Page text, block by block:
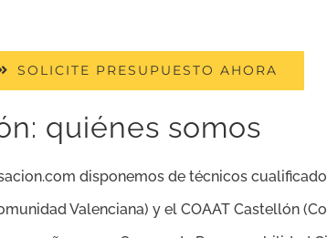
SOLICITE PRESUPUESTO AHORA
quiénes somos
disponemos de técnicos
Valenciana) y el COAAT Castellón